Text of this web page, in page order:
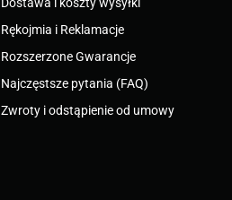
Rękojmia i Reklamacje
Rozszerzone Gwarancje
Najczęstsze pytania (FAQ)
Zwroty i odstąpienie od umowy